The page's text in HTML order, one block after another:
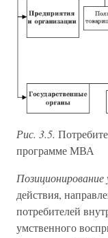
Рис. 3.5.
программе МВА
Позиционирование
действия,
потребителей
умственного